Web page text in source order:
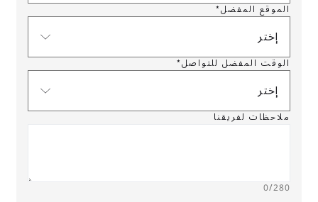
الموقع المفضل*
إختر
الوقت المفضل للتواصل*
إختر
ملاحظات لفريقنا
0/280